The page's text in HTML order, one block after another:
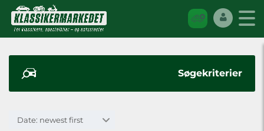
Søgekriterier
Date: newest first